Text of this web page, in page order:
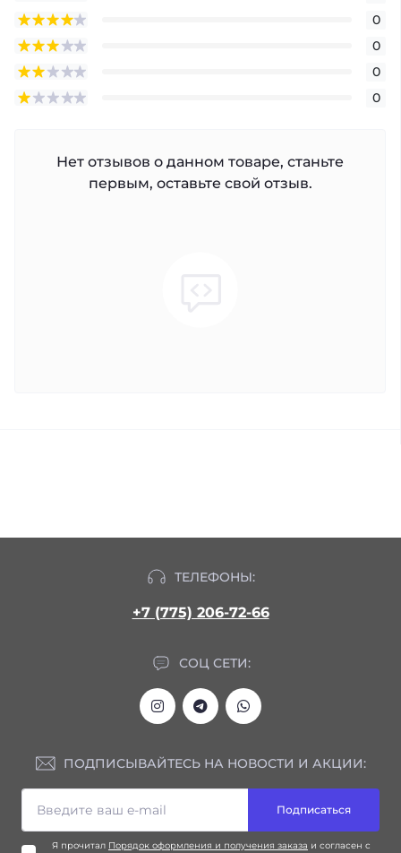
0
0
0
0
Нет отзывов о данном товаре, станьте
первым, оставьте свой отзыв.
ТЕЛЕФОНЫ:
+7 (775) 206-72-66
СОЦ СЕТИ:
ПОДПИСЫВАЙТЕСЬ НА НОВОСТИ И АКЦИИ:
Подписаться
Я прочитал Порядок оформления и получения заказа и согласен с